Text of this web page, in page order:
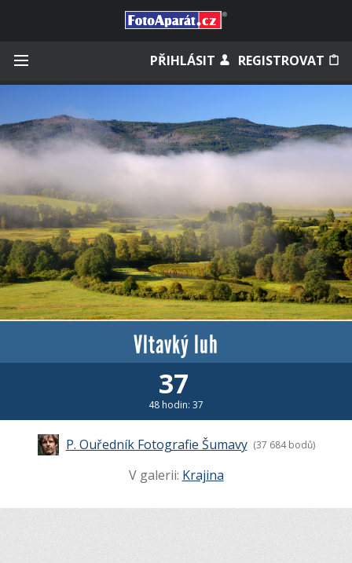
PŘIHLÁSIT REGISTROVAT
Zapamatovat
Zapomněli jste heslo?
Měli jste účet na starém webu?
Vltavký luh
37
48 hodin: 37
P. Ouředník Fotografie Šumavy (37 684 bodů)
V galerii: Krajina